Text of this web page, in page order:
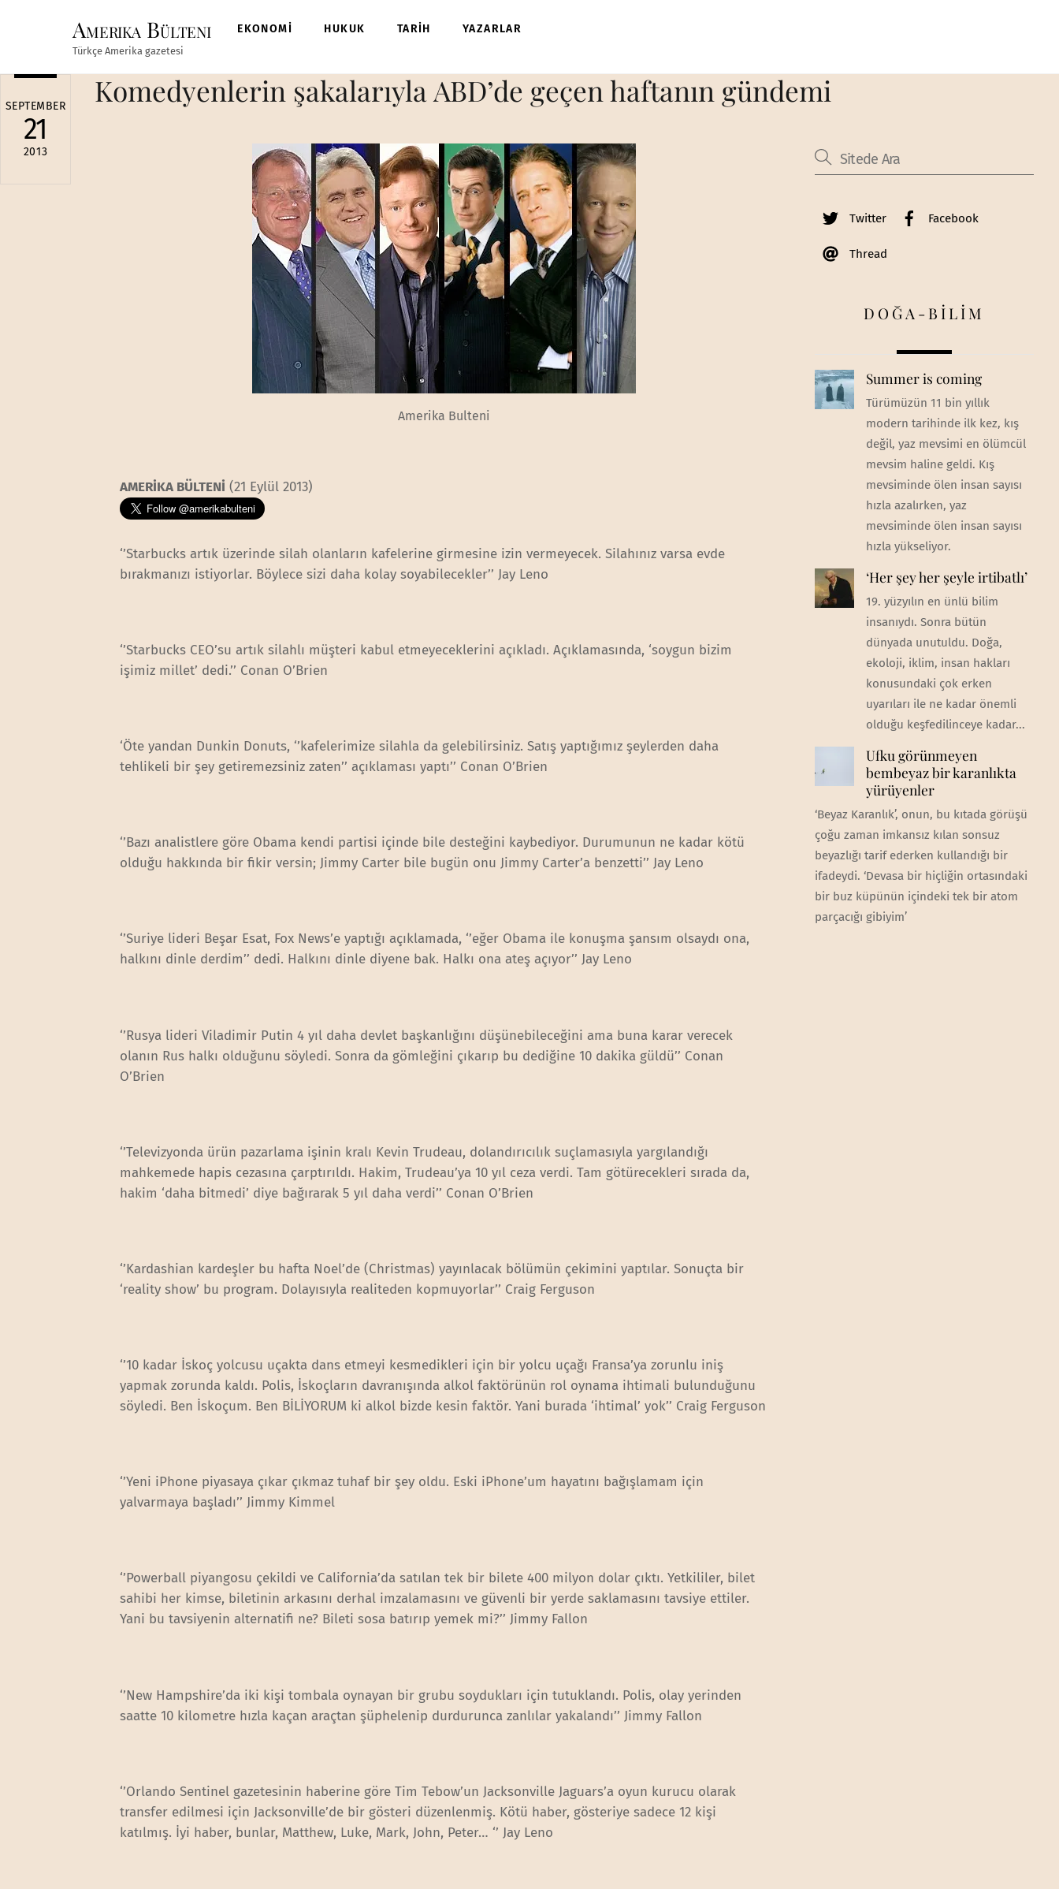
Amerika Bülteni
Türkçe Amerika gazetesi
EKONOMİ HUKUK TARİH YAZARLAR
SEPTEMBER
21
2013
Komedyenlerin şakalarıyla ABD’de geçen haftanın gündemi
Amerika Bulteni
AMERİKA BÜLTENİ (21 Eylül 2013)
‘’Starbucks artık üzerinde silah olanların kafelerine girmesine izin vermeyecek. Silahınız varsa evde
bırakmanızı istiyorlar. Böylece sizi daha kolay soyabilecekler’’ Jay Leno
‘’Starbucks CEO’su artık silahlı müşteri kabul etmeyeceklerini açıkladı. Açıklamasında, ‘soygun bizim
işimiz millet’ dedi.’’ Conan O’Brien
‘Öte yandan Dunkin Donuts, ‘’kafelerimize silahla da gelebilirsiniz. Satış yaptığımız şeylerden daha
tehlikeli bir şey getiremezsiniz zaten’’ açıklaması yaptı’’ Conan O’Brien
‘’Bazı analistlere göre Obama kendi partisi içinde bile desteğini kaybediyor. Durumunun ne kadar kötü
olduğu hakkında bir fikir versin; Jimmy Carter bile bugün onu Jimmy Carter’a benzetti’’ Jay Leno
‘’Suriye lideri Beşar Esat, Fox News’e yaptığı açıklamada, ‘’eğer Obama ile konuşma şansım olsaydı ona,
halkını dinle derdim’’ dedi. Halkını dinle diyene bak. Halkı ona ateş açıyor’’ Jay Leno
‘’Rusya lideri Viladimir Putin 4 yıl daha devlet başkanlığını düşünebileceğini ama buna karar verecek
olanın Rus halkı olduğunu söyledi. Sonra da gömleğini çıkarıp bu dediğine 10 dakika güldü’’ Conan
O’Brien
‘’Televizyonda ürün pazarlama işinin kralı Kevin Trudeau, dolandırıcılık suçlamasıyla yargılandığı
mahkemede hapis cezasına çarptırıldı. Hakim, Trudeau’ya 10 yıl ceza verdi. Tam götürecekleri sırada da,
hakim ‘daha bitmedi’ diye bağırarak 5 yıl daha verdi’’ Conan O’Brien
‘’Kardashian kardeşler bu hafta Noel’de (Christmas) yayınlacak bölümün çekimini yaptılar. Sonuçta bir
‘reality show’ bu program. Dolayısıyla realiteden kopmuyorlar’’ Craig Ferguson
‘’10 kadar İskoç yolcusu uçakta dans etmeyi kesmedikleri için bir yolcu uçağı Fransa’ya zorunlu iniş
yapmak zorunda kaldı. Polis, İskoçların davranışında alkol faktörünün rol oynama ihtimali bulunduğunu
söyledi. Ben İskoçum. Ben BİLİYORUM ki alkol bizde kesin faktör. Yani burada ‘ihtimal’ yok’’ Craig Ferguson
‘’Yeni iPhone piyasaya çıkar çıkmaz tuhaf bir şey oldu. Eski iPhone’um hayatını bağışlamam için
yalvarmaya başladı’’ Jimmy Kimmel
‘’Powerball piyangosu çekildi ve California’da satılan tek bir bilete 400 milyon dolar çıktı. Yetkililer, bilet
sahibi her kimse, biletinin arkasını derhal imzalamasını ve güvenli bir yerde saklamasını tavsiye ettiler.
Yani bu tavsiyenin alternatifi ne? Bileti sosa batırıp yemek mi?’’ Jimmy Fallon
‘’New Hampshire’da iki kişi tombala oynayan bir grubu soydukları için tutuklandı. Polis, olay yerinden
saatte 10 kilometre hızla kaçan araçtan şüphelenip durdurunca zanlılar yakalandı’’ Jimmy Fallon
‘’Orlando Sentinel gazetesinin haberine göre Tim Tebow’un Jacksonville Jaguars’a oyun kurucu olarak
transfer edilmesi için Jacksonville’de bir gösteri düzenlenmiş. Kötü haber, gösteriye sadece 12 kişi
katılmış. İyi haber, bunlar, Matthew, Luke, Mark, John, Peter… ‘’ Jay Leno
Twitter Facebook
Thread
DOĞA-BİLİM
Summer is coming
Türümüzün 11 bin yıllık
modern tarihinde ilk kez, kış
değil, yaz mevsimi en ölümcül
mevsim haline geldi. Kış
mevsiminde ölen insan sayısı
hızla azalırken, yaz
mevsiminde ölen insan sayısı
hızla yükseliyor.
‘Her şey her şeyle irtibatlı’
19. yüzyılın en ünlü bilim
insanıydı. Sonra bütün
dünyada unutuldu. Doğa,
ekoloji, iklim, insan hakları
konusundaki çok erken
uyarıları ile ne kadar önemli
olduğu keşfedilinceye kadar...
Ufku görünmeyen
bembeyaz bir karanlıkta
yürüyenler
‘Beyaz Karanlık’, onun, bu kıtada görüşü
çoğu zaman imkansız kılan sonsuz
beyazlığı tarif ederken kullandığı bir
ifadeydi. ‘Devasa bir hiçliğin ortasındaki
bir buz küpünün içindeki tek bir atom
parçacığı gibiyim’